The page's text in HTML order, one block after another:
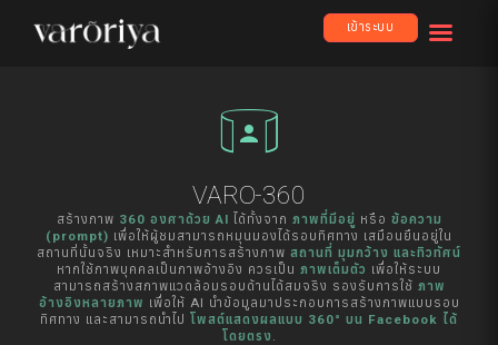
เข้าระบบ
simulation
VARO-360
สร้างภาพ 360 องศาด้วย AI ได้ทั้งจาก ภาพที่มีอยู่ หรือ ข้อความ
(prompt) เพื่อให้ผู้ชมสามารถหมุนมองได้รอบทิศทาง เสมือนยืนอยู่ใน
สถานที่นั้นจริง เหมาะสำหรับการสร้างภาพ สถานที่ มุมกว้าง และทิวทัศน์
หากใช้ภาพบุคคลเป็นภาพอ้างอิง ควรเป็น ภาพเต็มตัว เพื่อให้ระบบ
สามารถสร้างสภาพแวดล้อมรอบด้านได้สมจริง รองรับการใช้ ภาพ
อ้างอิงหลายภาพ เพื่อให้ AI นำข้อมูลมาประกอบการสร้างภาพแบบรอบ
ทิศทาง และสามารถนำไป โพสต์แสดงผลแบบ 360° บน Facebook ได้
โดยตรง .